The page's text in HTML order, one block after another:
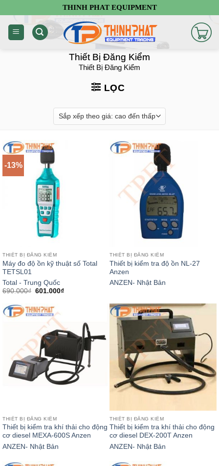
đến
dung
THINH PHAT EQUIPMENT
Thiết Bị Đăng Kiểm
Thiết Bị Đăng Kiểm
LỌC
-13%
THIẾT BỊ ĐĂNG KIỂM
Máy đo độ ồn kỹ thuật số Total
TETSL01
Total - Trung Quốc
690.000₫ Giá
690.000₫.
601.000₫Giá
THIẾT BỊ ĐĂNG KIỂM
Thiết bị kiểm tra độ ồn NL-27
Anzen
ANZEN- Nhật Bản
THIẾT BỊ ĐĂNG KIỂM
Thiết bị kiểm tra khí thải cho động
cơ diesel MEXA-600S Anzen
ANZEN- Nhật Bản
THIẾT BỊ ĐĂNG KIỂM
Thiết bị kiểm tra khí thải cho động
cơ diesel DEX-200T Anzen
ANZEN- Nhật Bản